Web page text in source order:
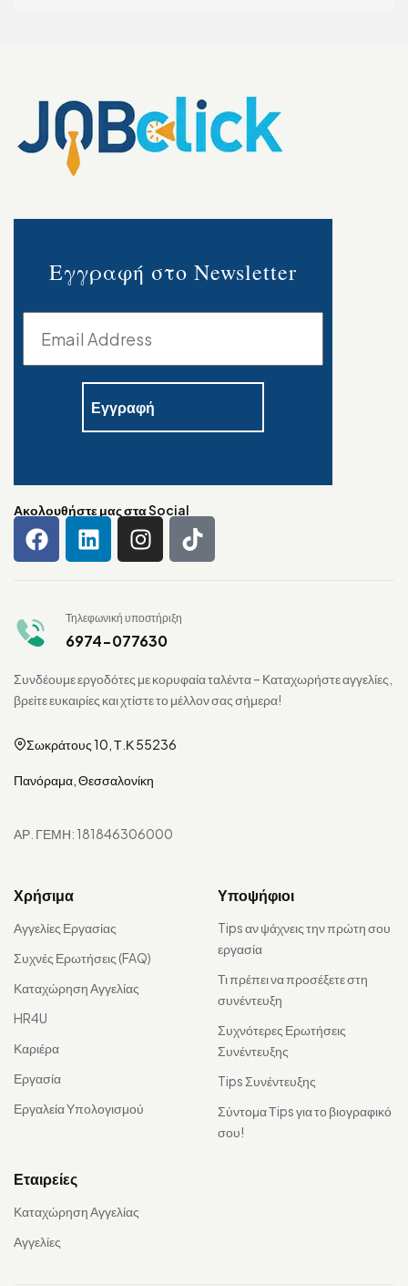
Εγγραφή στο Newsletter
Ακολουθήστε μας στα Social
Τηλεφωνική υποστήριξη
6974-077630
Συνδέουμε εργοδότες με κορυφαία ταλέντα – Καταχωρήστε αγγελίες,
βρείτε ευκαιρίες και χτίστε το μέλλον σας σήμερα!
Σωκράτους 10, Τ.Κ 55236
Πανόραμα, Θεσσαλονίκη
ΑΡ. ΓΕΜΗ: 181846306000
Χρήσιμα
Αγγελίες Εργασίας
Συχνές Ερωτήσεις (FAQ)
Καταχώρηση Αγγελίας
HR4U
Καριέρα
Εργασία
Εργαλεία Υπολογισμού
Υποψήφιοι
Tips αν ψάχνεις την πρώτη σου
εργασία
Τι πρέπει να προσέξετε στη
συνέντευξη
Συχνότερες Ερωτήσεις
Συνέντευξης
Tips Συνέντευξης
Σύντομα Τips για το βιογραφικό
σου!
Εταιρείες
Καταχώρηση Αγγελίας
Αγγελίες